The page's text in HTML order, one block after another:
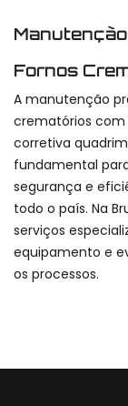
Fornos
A manutenção
crematórios
corretiva
fundamental
segurança e
todo o país. Na
serviços
equipamento e
os processos.